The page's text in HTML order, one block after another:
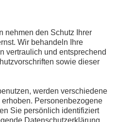
nehmen den Schutz Ihrer
Wir behandeln Ihre
vertraulich und entsprechend
sowie dieser
werden verschiedene
Personenbezogene
Sie persönlich identifiziert
Datenschutzerklärung